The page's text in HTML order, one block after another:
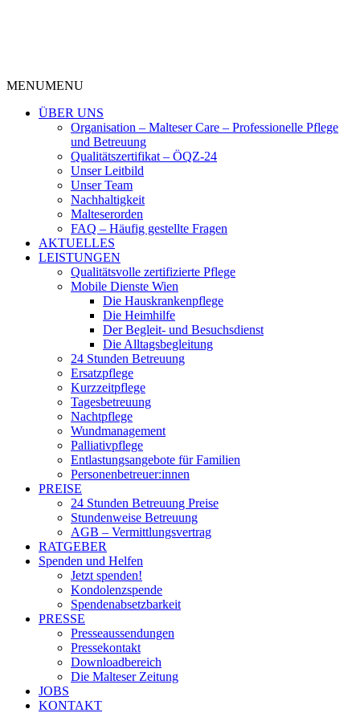
MENUMENU
ÜBER UNS
Organisation – Malteser Care – Professionelle Pflege
und Betreuung
Qualitätszertifikat – ÖQZ-24
Unser Leitbild
Unser Team
Nachhaltigkeit
Malteserorden
FAQ – Häufig gestellte Fragen
AKTUELLES
LEISTUNGEN
Qualitätsvolle zertifizierte Pflege
Mobile Dienste Wien
Die Hauskrankenpflege
Die Heimhilfe
Der Begleit- und Besuchsdienst
Die Alltagsbegleitung
24 Stunden Betreuung
Ersatzpflege
Kurzzeitpflege
Tagesbetreuung
Nachtpflege
Wundmanagement
Palliativpflege
Entlastungsangebote für Familien
Personenbetreuer:innen
PREISE
24 Stunden Betreuung Preise
Stundenweise Betreuung
AGB – Vermittlungsvertrag
RATGEBER
Spenden und Helfen
Jetzt spenden!
Kondolenzspende
Spendenabsetzbarkeit
PRESSE
Presseaussendungen
Pressekontakt
Downloadbereich
Die Malteser Zeitung
JOBS
KONTAKT